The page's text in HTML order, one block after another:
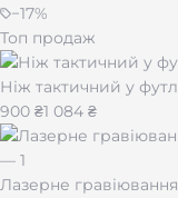
−17%
Топ продаж
Ніж тактичний у
900 ₴1 084 ₴
Лазерне